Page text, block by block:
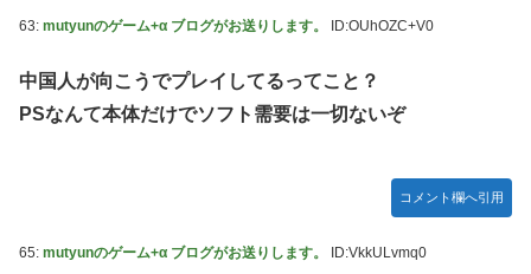
63: mutyunのゲーム+α ブログがお送りします。 ID:OUhOZC+V0
中国人が向こうでプレイしてるってこと？
PSなんて本体だけでソフト需要は一切ないぞ
コメント欄へ引用
65: mutyunのゲーム+α ブログがお送りします。 ID:VkkULvmq0